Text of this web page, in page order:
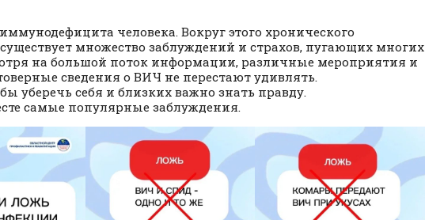
человека. Вокруг этого хронического
множество заблуждений и страхов, пугающих многих
на большой поток информации, различные мероприятия и
сведения о ВИЧ не перестают удивлять.
уберечь себя и близких важно знать правду.
самые популярные заблуждения.